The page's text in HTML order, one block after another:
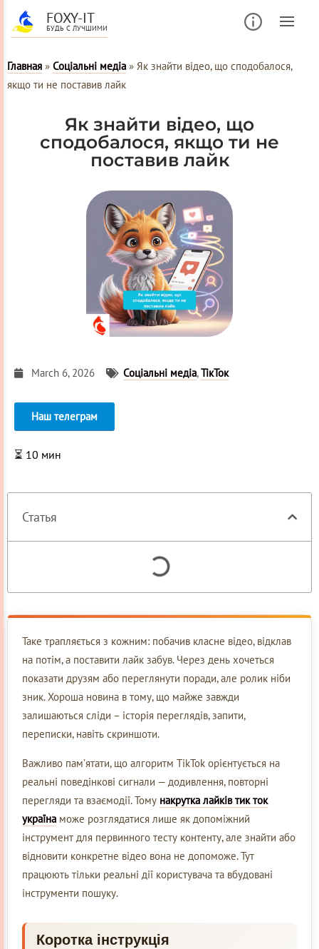
FOXY-IT
БУДЬ С ЛУЧШИМИ
Главная » Соціальні медіа » Як знайти відео, що сподобалося,
якщо ти не поставив лайк
Як знайти відео, що
сподобалося, якщо ти не
поставив лайк
March 6, 2026 Соціальні медіа,ТікТок
Наш телеграм
⏳ 10 мин
Статья
Таке трапляється з кожним: побачив класне відео, відклав
на потім, а поставити лайк забув. Через день хочеться
показати друзям або переглянути поради, але ролик ніби
зник. Хороша новина в тому, що майже завжди
залишаються сліди – історія переглядів, запити,
переписки, навіть скриншоти.
Важливо пам’ятати, що алгоритм TikTok орієнтується на
реальні поведінкові сигнали — додивлення, повторні
перегляди та взаємодії. Тому накрутка лайків тик ток
україна може розглядатися лише як допоміжний
інструмент для первинного тесту контенту, але знайти або
відновити конкретне відео вона не допоможе. Тут
працюють тільки реальні дії користувача та вбудовані
інструменти пошуку.
Коротка інструкція